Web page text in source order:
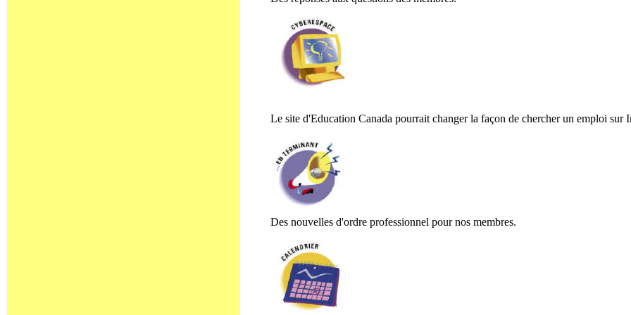
Le site d'Education Canada pourrait changer la façon de chercher un emploi sur
Des nouvelles d'ordre professionnel pour nos membres.